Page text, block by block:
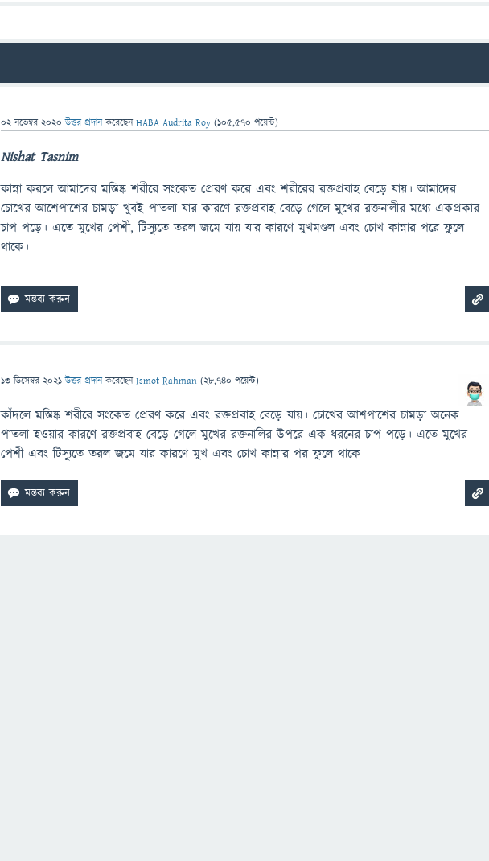
02 নভেম্বর 2020 উত্তর প্রদান করেছেনHABA Audrita Roy (105,570 পয়েন্ট)
Nishat Tasnim
কান্না করলে আমাদের মস্তিষ্ক শরীরে সংকেত প্রেরণ করে এবং শরীরের রক্তপ্রবাহ বেড়ে যায়। আমাদের
চোখের আশেপাশের চামড়া খুবই পাতলা যার কারণে রক্তপ্রবাহ বেড়ে গেলে মুখের রক্তনালীর মধ্যে একপ্রকার
চাপ পড়ে। এতে মুখের পেশী, টিস্যুতে তরল জমে যায় যার কারণে মুখমণ্ডল এবং চোখ কান্নার পরে ফুলে
থাকে।
13 ডিসেম্বর 2021 উত্তর প্রদান করেছেনIsmot Rahman (28,740 পয়েন্ট)
কাঁদলে মস্তিষ্ক শরীরে সংকেত প্রেরণ করে এবং রক্তপ্রবাহ বেড়ে যায়। চোখের আশপাশের চামড়া অনেক
পাতলা হওয়ার কারণে রক্তপ্রবাহ বেড়ে গেলে মুখের রক্তনালির উপরে এক ধরনের চাপ পড়ে। এতে মুখের
পেশী এবং টিস্যুতে তরল জমে যার কারণে মুখ এবং চোখ কান্নার পর ফুলে থাকে